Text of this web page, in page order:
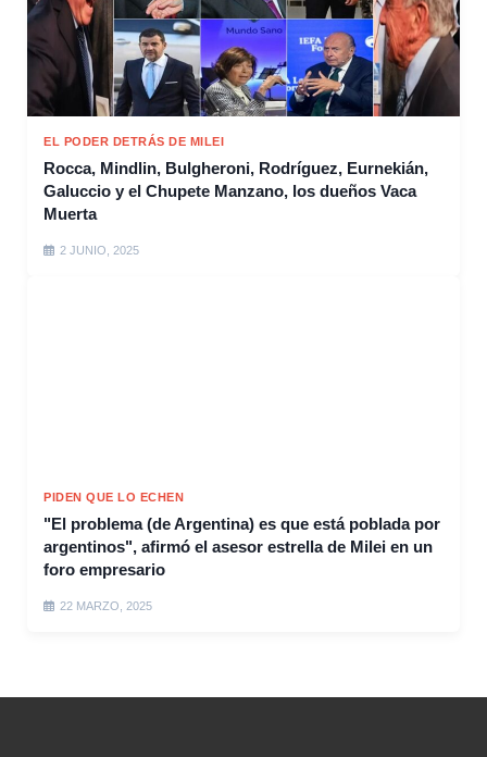
EL PODER DETRÁS DE MILEI
Rocca, Mindlin, Bulgheroni, Rodríguez, Eurnekián,
Galuccio y el Chupete Manzano, los dueños Vaca
Muerta
2 JUNIO, 2025
PIDEN QUE LO ECHEN
"El problema (de Argentina) es que está poblada por
argentinos", afirmó el asesor estrella de Milei en un
foro empresario
22 MARZO, 2025